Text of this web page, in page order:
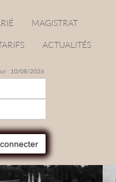
MAGISTRAT
ACTUALITÉS
: 10/08/2026